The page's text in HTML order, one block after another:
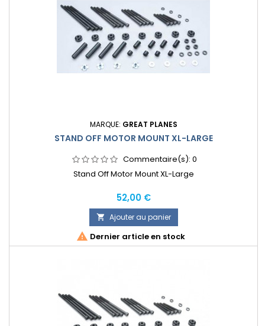
MARQUE: GREAT PLANES
STAND OFF MOTOR MOUNT XL-LARGE
Commentaire(s): 0
Stand Off Motor Mount XL-Large
Prix
52,00 €
 Ajouter au panier
 Dernier article en stock